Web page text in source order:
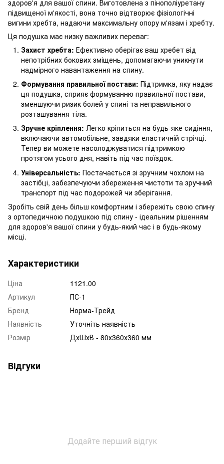
здоров'я для вашої спини. Виготовлена з пінополіуретану
підвищеної м'якості, вона точно відтворює фізіологічні
вигини хребта, надаючи максимальну опору м'язам і хребту.
Ця подушка має низку важливих переваг:
Захист хребта: Ефективно оберігає ваш хребет від
непотрібних бокових зміщень, допомагаючи уникнути
надмірного навантаження на спину.
Формування правильної постави: Підтримка, яку надає
ця подушка, сприяє формуванню правильної постави,
зменшуючи ризик болей у спині та неправильного
розташування тіла.
Зручне кріплення: Легко кріпиться на будь-яке сидіння,
включаючи автомобільне, завдяки еластичній стрічці.
Тепер ви можете насолоджуватися підтримкою
протягом усього дня, навіть під час поїздок.
Універсальність: Постачається зі зручним чохлом на
застібці, забезпечуючи збереження чистоти та зручний
транспорт під час подорожей чи зберігання.
Зробіть свій день більш комфортним і збережіть свою спину
з ортопедичною подушкою під спину - ідеальним рішенням
для здоров'я вашої спини у будь-який час і в будь-якому
місці.
Характеристики
Ціна
1121.00
Артикул
ПС-1
Бренд
Норма-Трейд
Наявність
Уточніть наявність
Розмір
ДхШхВ - 80х360х360 мм
Відгуки
Додайте перший відгук